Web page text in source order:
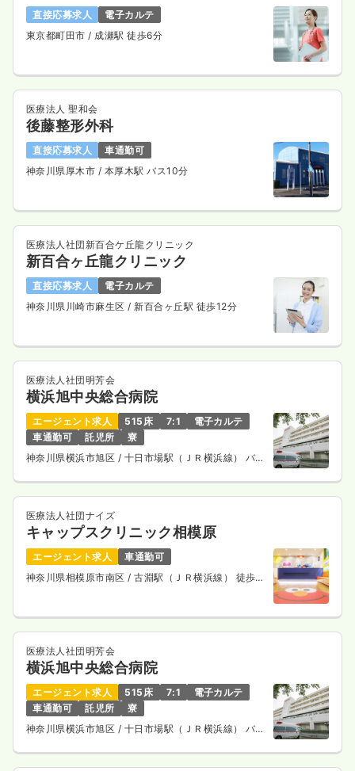
直接応募求人
電子カルテ
東京都町田市 / 成瀬駅 徒歩6分
医療法人 聖和会
後藤整形外科
直接応募求人
車通勤可
神奈川県厚木市 / 本厚木駅 バス10分
医療法人社団新百合ケ丘龍クリニック
新百合ヶ丘龍クリニック
直接応募求人
電子カルテ
神奈川県川崎市麻生区 / 新百合ヶ丘駅 徒歩12分
医療法人社団明芳会
横浜旭中央総合病院
エージェント求人 515床 7:1
電子カルテ
車通勤可
託児所
寮
神奈川県横浜市旭区 / 十日市場駅（ＪＲ横浜線） バス
医療法人社団ナイズ
キャップスクリニック相模原
エージェント求人
車通勤可
神奈川県相模原市南区 / 古淵駅（ＪＲ横浜線） 徒歩
医療法人社団明芳会
横浜旭中央総合病院
エージェント求人 515床 7:1
電子カルテ
車通勤可
託児所
寮
神奈川県横浜市旭区 / 十日市場駅（ＪＲ横浜線） バス